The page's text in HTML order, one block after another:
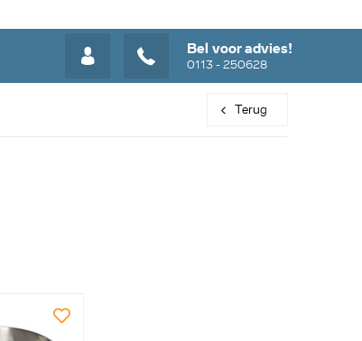
Bel voor advies!
0113 - 250628
Terug